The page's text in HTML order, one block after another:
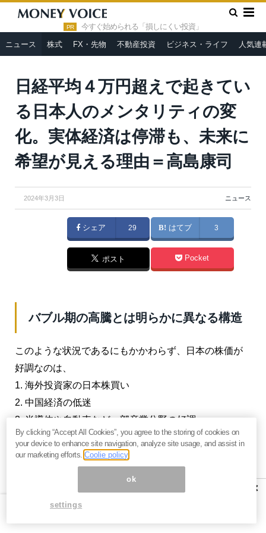
PR 今すぐ始められる「損しにくい投資」
ニュース 株式 FX・先物 不動産投資 ビジネス・ライフ 人気連
HOME » ニュース »
日経平均４万円超えで起きている日本人の
メンタリティの変化。実体経済は停滞も、未来に希望が見える理由
日経平均４万円超えで起きてい
る日本人のメンタリティの変
化。実体経済は停滞も、未来に
希望が見える理由＝高島康司
2024年3月3日 ニュース
シェア 29 はてブ 3
ポスト Pocket
バブル期の高騰とは明らかに異なる構造
このような状況であるにもかかわらず、日本の株価が
好調なのは、
1. 海外投資家の日本株買い
2. 中国経済の低迷
3. 半導体や自動車など一部産業分野の好調
…などの背景がある。
まず（1）だが、バブル期の90年には5%程度だった海
外投資家の割合は、現在では30%を越えている。社会
×
By clicking “Accept All Cookies”, you agree to the storing of cookies on
your device to enhance site navigation, analyze site usage, and assist in
our marketing efforts.Coolie policy
ok
settings